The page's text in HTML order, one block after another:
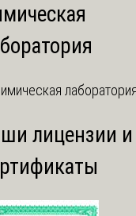
лицензии и